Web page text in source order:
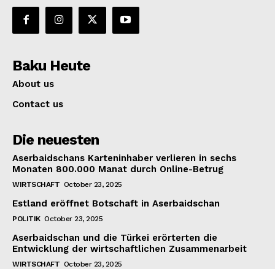
Baku Heute
About us
Contact us
Die neuesten
Aserbaidschans Karteninhaber verlieren in sechs
Monaten 800.000 Manat durch Online-Betrug
WIRTSCHAFT October 23, 2025
Estland eröffnet Botschaft in Aserbaidschan
POLITIK October 23, 2025
Aserbaidschan und die Türkei erörterten die
Entwicklung der wirtschaftlichen Zusammenarbeit
WIRTSCHAFT October 23, 2025